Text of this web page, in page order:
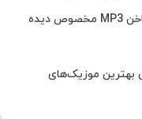
دانلود مجموعه آهنگ برای چالش تغییر ناخن MP3 مخصوص دیده
بهترین موزیک‌های